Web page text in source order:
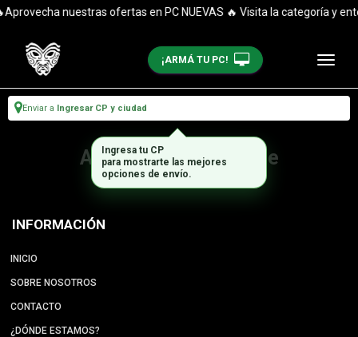
nuestras ofertas en PC NUEVAS 🔥 Visita la categoría y
¡ARMÁ TU PC!
Enviar a Ingresar CP y ciudad
Artículo no disponible
INFORMACIÓN
INICIO
SOBRE NOSOTROS
CONTACTO
¿DÓNDE ESTAMOS?
Ingresa tu CP
para mostrarte las mejores
opciones de envío.